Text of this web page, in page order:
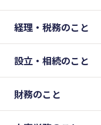
経理・税務のこと
設立・相続のこと
財務のこと